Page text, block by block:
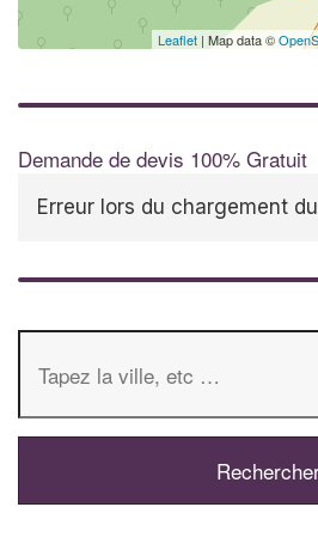
Leaflet | Map data ©
Demande de devis 100% Gratuit
Erreur lors du chargement